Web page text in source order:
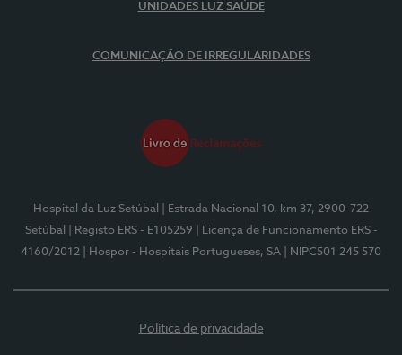
UNIDADES LUZ SAÚDE
COMUNICAÇÃO DE IRREGULARIDADES
Hospital da Luz Setúbal
| Estrada Nacional 10, km 37, 2900-722
Setúbal
| Registo ERS - E105259
| Licença de Funcionamento ERS -
4160/2012
| Hospor - Hospitais Portugueses, SA | NIPC501 245 570
Política de privacidade